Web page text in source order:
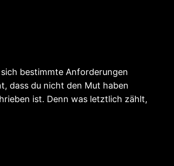
bestimmte Anforderungen
dass du nicht den Mut haben
ist. Denn was letztlich zählt,